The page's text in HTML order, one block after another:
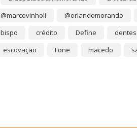
@marcovinholi
@orlandomorando
bispo crédito Define
dentes
escovação Fone macedo